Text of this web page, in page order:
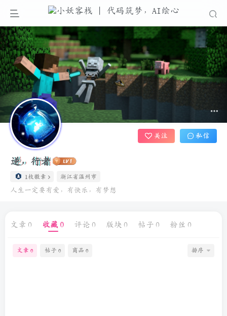
逆，行者
1枚徽章 浙江省温州市
人生一定要有爱，有快乐，有梦想
关注 私信
文章 0 收藏 0 评论 0 版块 0 帖子 0 粉丝 0
文章 0 帖子 0 商品 0 排序